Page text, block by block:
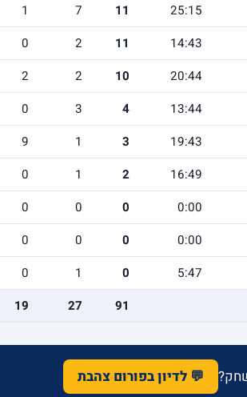
25:15
11
7
1
14:43
11
2
0
20:44
10
2
2
13:44
4
3
0
19:43
3
1
9
16:49
2
1
0
0:00
0
0
0
0:00
0
0
0
5:47
0
1
0
91
27
19
💬 לדיון בפורום צהבת